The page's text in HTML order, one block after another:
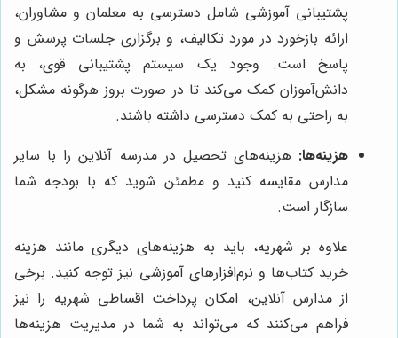
پشتیبانی آموزشی شامل دسترسی به معلمان و مشاوران،
ارائه بازخورد در مورد تکالیف، و برگزاری جلسات پرسش و
پاسخ است. وجود یک سیستم پشتیبانی قوی، به
دانش‌آموزان کمک می‌کند تا در صورت بروز هرگونه مشکل،
به راحتی به کمک دسترسی داشته باشند.
هزینه‌ها: هزینه‌های تحصیل در مدرسه آنلاین را با سایر
مدارس مقایسه کنید و مطمئن شوید که با بودجه شما
سازگار است.
علاوه بر شهریه، باید به هزینه‌های دیگری مانند هزینه
خرید کتاب‌ها و نرم‌افزارهای آموزشی نیز توجه کنید. برخی
از مدارس آنلاین، امکان پرداخت اقساطی شهریه را نیز
فراهم می‌کنند که می‌تواند به شما در مدیریت هزینه‌ها